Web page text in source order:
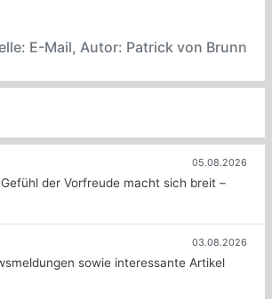
E-Mail, Autor: Patrick von Brunn
05.08.2026
der Vorfreude macht sich breit –
03.08.2026
sowie interessante Artikel